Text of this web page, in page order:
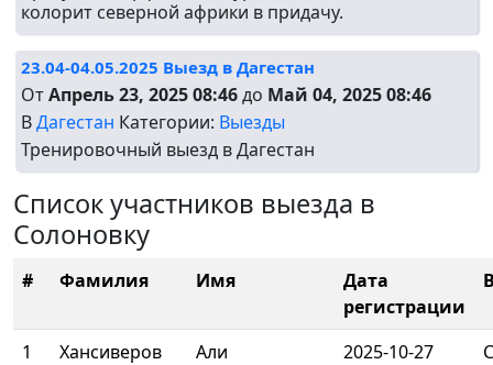
колорит северной африки в придачу.
23.04-04.05.2025 Выезд в Дагестан
ОтАпрель 23, 2025 08:46до Май 04, 2025 08:46
ВДагестан Категории: Выезды
Тренировочный выезд в Дагестан
Список участников выезда в
Солоновку
# Фамилия Имя
Дата
регистрации
1 Хансиверов Али
2025-10-27